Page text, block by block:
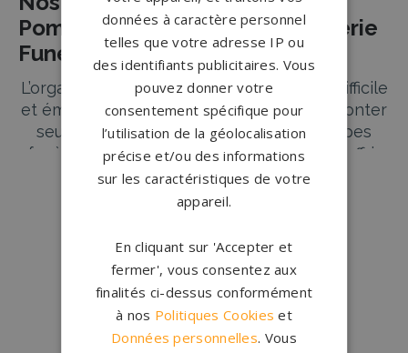
Pompes Funèbres et de Marbrerie
Funéraire à BEAUPREAU
L’organisation d’obsèques est une tâche difficile
et émotive que personne ne souhaite affronter
seul. Nos partenaires marbriers et pompes
funèbres à Beaupréau sont là pour vous offrir
un accompagnement complet et respectueux
dans ces moments éprouvants. Que ce soit
choisir un monument funéraire, nos experts
sont à votre disposition pour répondre à toutes
vos questions et vous guider pas à pas dans ce
processus délicat.
Services Funéraires Complets à
Lire plus→
Conceptionfrançaise
Qui sommes-nous ?
données à caractère personnel
telles que votre adresse IP ou
des identifiants publicitaires. Vous
pouvez donner votre
consentement spécifique pour
l’utilisation de la géolocalisation
précise et/ou des informations
sur les caractéristiques de votre
appareil.
En cliquant sur 'Accepter et
fermer', vous consentez aux
finalités ci-dessus conformément
à nos Politiques Cookies et
Données personnelles. Vous